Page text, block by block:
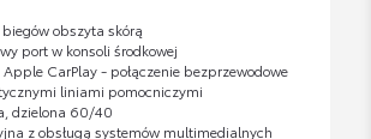
obszyta skórą
port w konsoli środkowej
CarPlay - połączenie bezprzewodowe
liniami pomocniczymi
dzielona 60/40
z obsługą systemów multimedialnych